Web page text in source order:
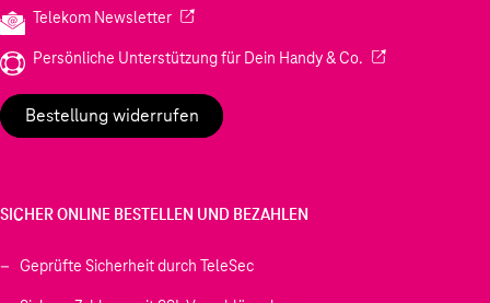
Telekom Newsletter(Wird in einem neuen Tab geöffnet)
Persönliche Unterstützung für Dein Handy & Co. (Wird in einem
Bestellung widerrufen
SICHER ONLINE BESTELLEN UND BEZAHLEN
Geprüfte Sicherheit durch TeleSec